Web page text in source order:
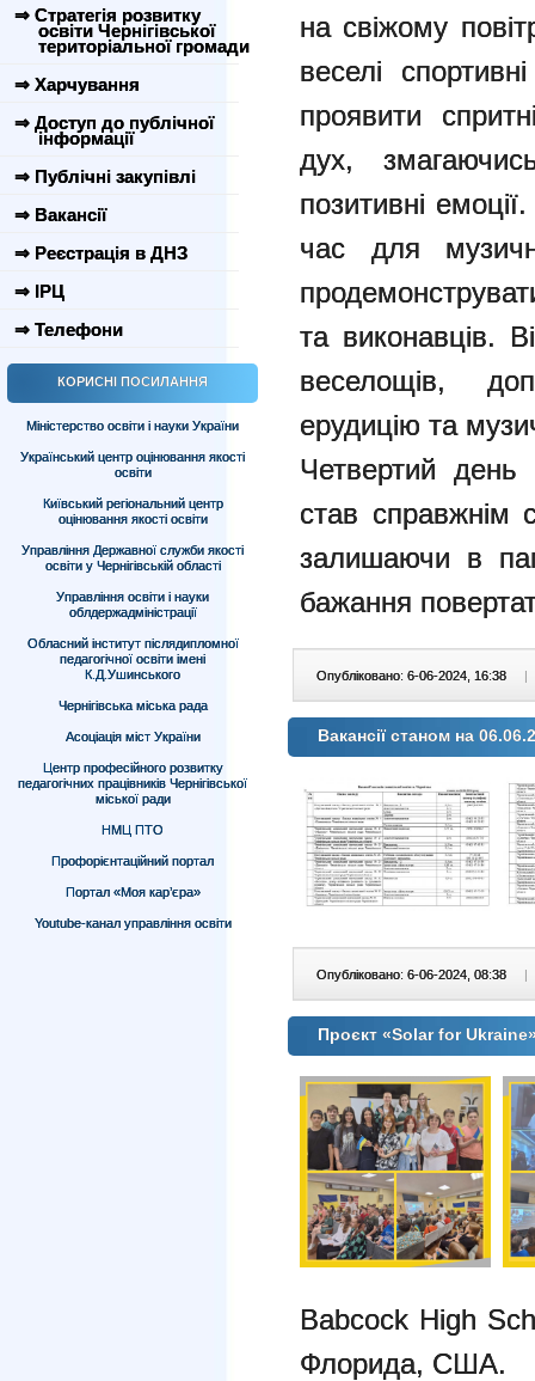
⇒ Стратегія розвитку
освіти Чернігівської
територіальної громади
⇒ Харчування
⇒ Доступ до публічної
інформації
⇒ Публічні закупівлі
⇒ Вакансії
⇒ Реєстрація в ДНЗ
⇒ ІРЦ
⇒ Телефони
КОРИСНІ ПОСИЛАННЯ
Міністерство освіти і науки України
Український центр оцінювання якості
освіти
Київський регіональний центр
оцінювання якості освіти
Управління Державної служби якості
освіти у Чернігівській області
Управління освіти і науки
облдержадміністрації
Обласний інститут післядипломної
педагогічної освіти імені
К.Д.Ушинського
Чернігівська міська рада
Асоціація міст України
Центр професійного розвитку
педагогічних працівників Чернігівської
міської ради
НМЦ ПТО
Профорієнтаційний портал
Портал «Моя кар’єра»
Youtube-канал управління освіти
на свіжому
веселі
проявити
дух,
позитивні
час для
та виконавців.
веселощів,
ерудицію та
Четвертий день
став справжнім
залишаючи в
бажання
Опубліковано: 6-06-2024, 16:38 |
Вакансії станом на
Опубліковано: 6-06-2024, 08:38 |
Проєкт «Solar for
Babcock High
Флорида, США.